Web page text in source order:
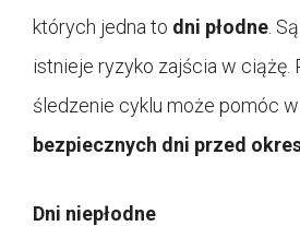
których jedna to dni płodne .
istnieje ryzyko zajścia w ciążę.
śledzenie cyklu może pomóc
bezpiecznych dni przed
Dni niepłodne